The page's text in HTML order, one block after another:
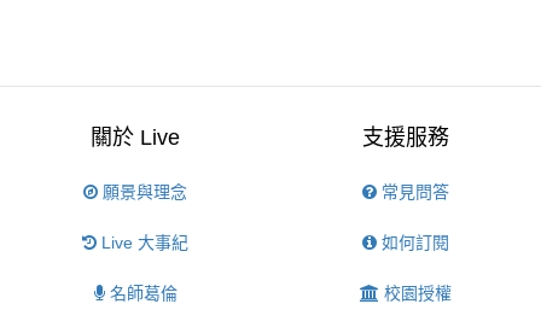
關於 Live
願景與理念
Live 大事紀
名師葛倫
支援服務
常見問答
如何訂閱
校園授權